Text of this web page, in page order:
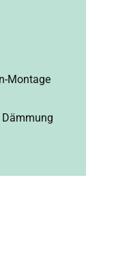
Montage